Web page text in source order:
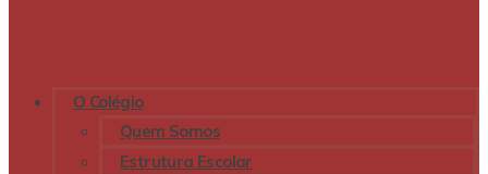
O Colégio
Quem Somos
Estrutura Escolar